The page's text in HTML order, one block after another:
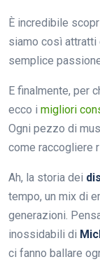
È incredibile
siamo così attratti
semplice
E finalmente, per
ecco i migliori
Ogni pezzo di
come raccogliere
Ah, la storia dei
tempo, un mix di
generazioni.
inossidabili di
ci fanno ballare